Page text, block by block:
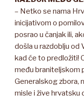
– Netko se nama
inicijativom o
posrao u čanjak ili,
došla u razdoblju od
kad će to predložiti!
među braniteljskom
Generalskog zbora,
misle i žive hrvatsku